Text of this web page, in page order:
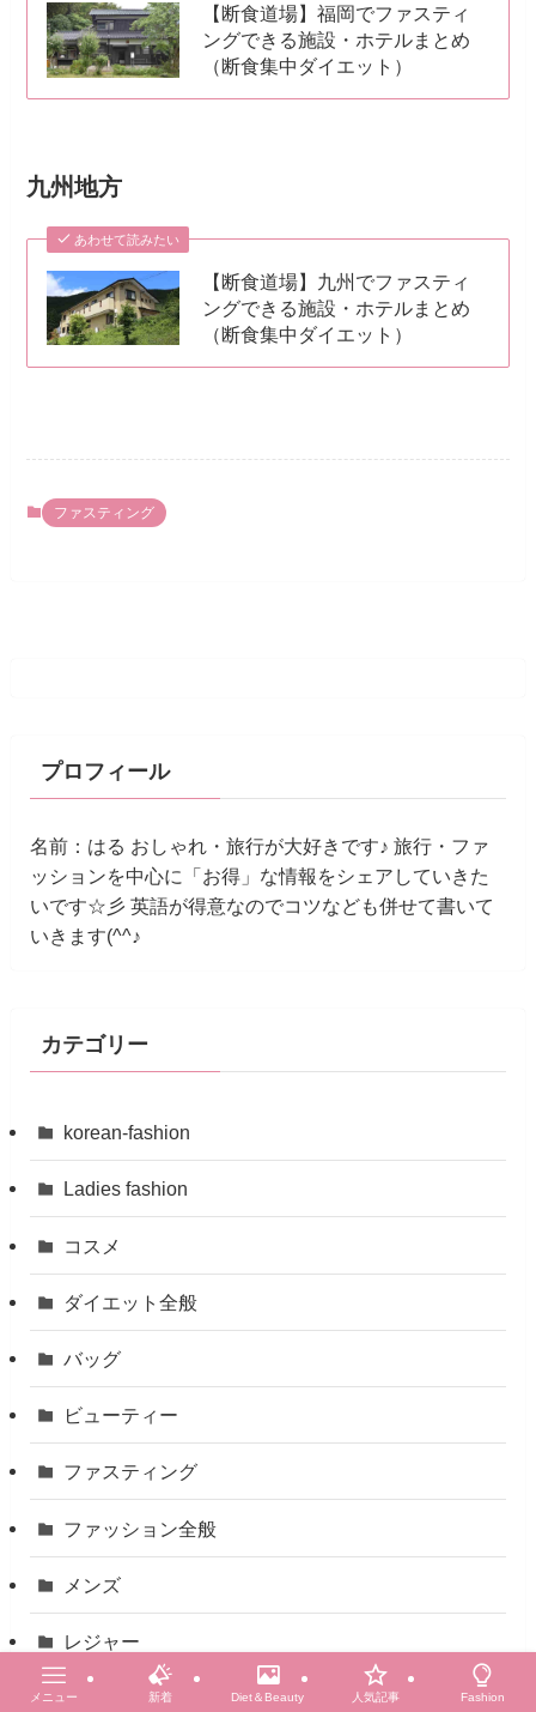
【断食道場】福岡でファスティ
ングできる施設・ホテルまとめ
（断食集中ダイエット）
九州地方
あわせて読みたい
【断食道場】九州でファスティ
ングできる施設・ホテルまとめ
（断食集中ダイエット）
ファスティング
プロフィール
名前：はる おしゃれ・旅行が大好きです♪ 旅行・ファ
ッションを中心に「お得」な情報をシェアしていきた
いです☆彡 英語が得意なのでコツなども併せて書いて
いきます(^^♪
カテゴリー
korean-fashion
Ladies fashion
コスメ
ダイエット全般
バッグ
ビューティー
ファスティング
ファッション全般
メンズ
レジャー
レビュー
メニュー 新着 Diet＆Beauty 人気記事 Fashion